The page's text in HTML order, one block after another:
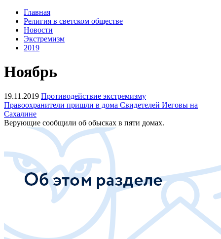
Главная
Религия в светском обществе
Новости
Экстремизм
2019
Ноябрь
19.11.2019 Противодействие экстремизму
Правоохранители пришли в дома Свидетелей Иеговы на
Сахалине
Верующие сообщили об обысках в пяти домах.